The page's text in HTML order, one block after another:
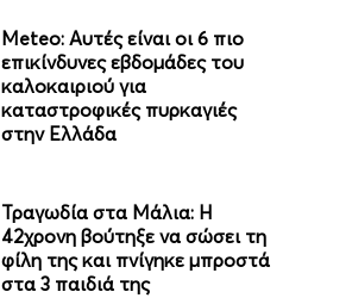
Meteo: Aυτές είναι οι 6 πιο
επικίνδυνες εβδομάδες του
καλοκαιριού για
καταστροφικές πυρκαγιές
στην Ελλάδα
Τραγωδία στα Μάλια: Η
42χρονη βούτηξε να σώσει τη
φίλη της και πνίγηκε μπροστά
στα 3 παιδιά της